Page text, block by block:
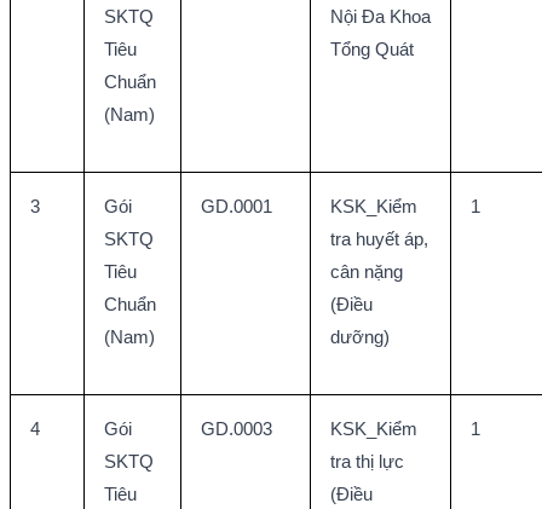
SKTQ
Tiêu
Chuẩn
(Nam)
Nội Đa Khoa
Tổng Quát
3
Gói
SKTQ
Tiêu
Chuẩn
(Nam)
GD.0001
KSK_Kiểm
tra huyết áp,
cân nặng
(Điều
dưỡng)
1
4
Gói
SKTQ
Tiêu
GD.0003
KSK_Kiểm
tra thị lực
(Điều
1